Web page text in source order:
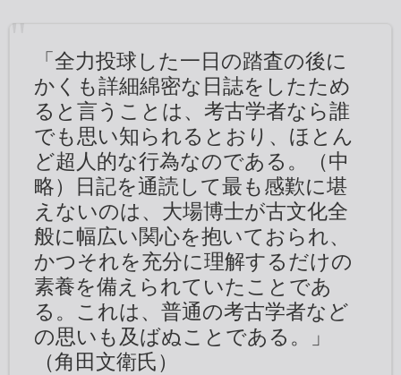
「全力投球した一日の踏査の後に
かくも詳細綿密な日誌をしたため
ると言うことは、考古学者なら誰
でも思い知られるとおり、ほとん
ど超人的な行為なのである。（中
略）日記を通読して最も感歎に堪
えないのは、大場博士が古文化全
般に幅広い関心を抱いておられ、
かつそれを充分に理解するだけの
素養を備えられていたことであ
る。これは、普通の考古学者など
の思いも及ばぬことである。」
（角田文衛氏）